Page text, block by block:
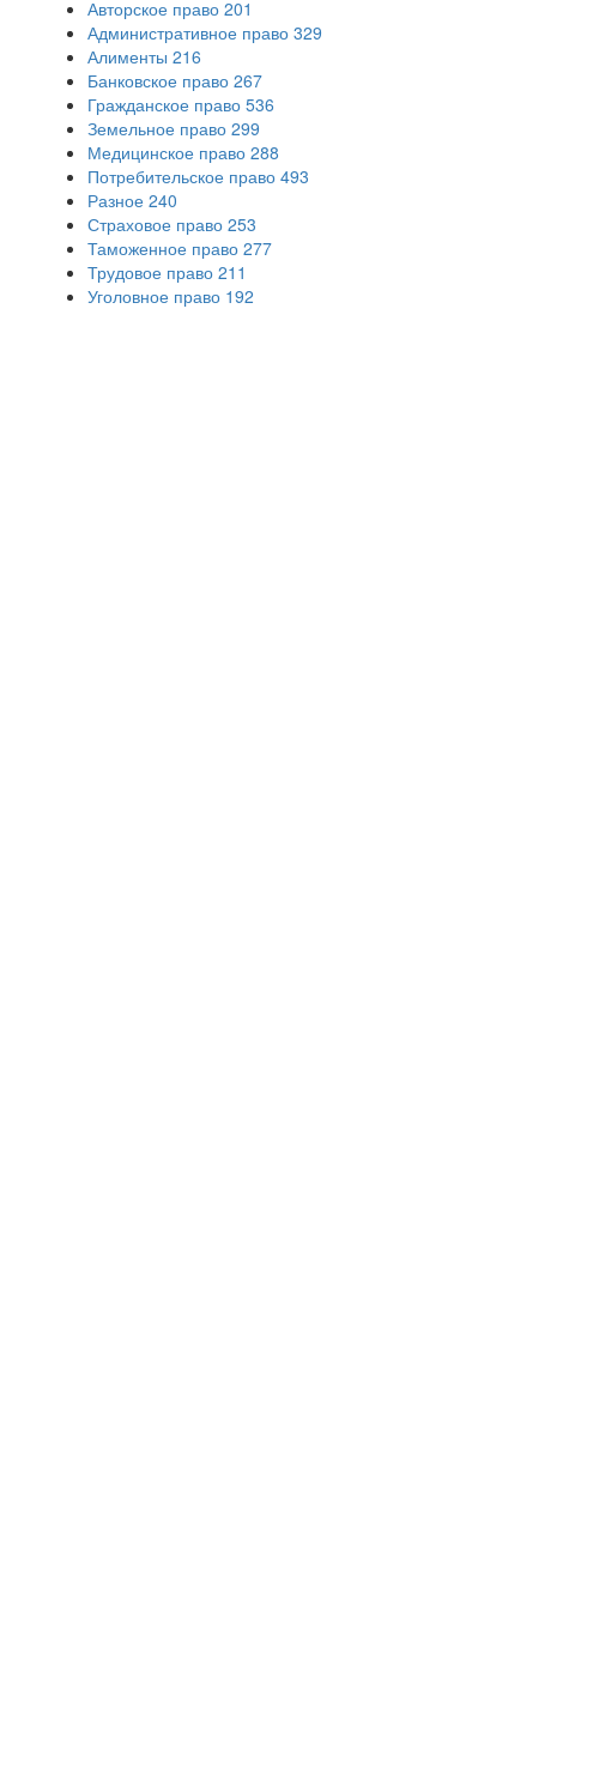
Авторское право 201
Административное право 329
Алименты 216
Банковское право 267
Гражданское право 536
Земельное право 299
Медицинское право 288
Потребительское право 493
Разное 240
Страховое право 253
Таможенное право 277
Трудовое право 211
Уголовное право 192